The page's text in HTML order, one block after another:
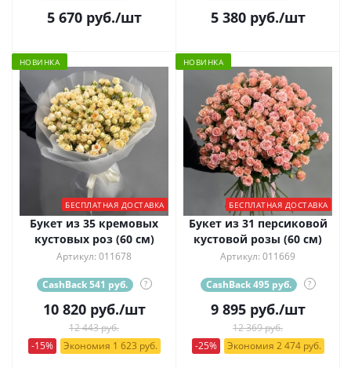
5 670руб./шт 5 380руб./шт
НОВИНКА
БЕСПЛАТНАЯ ДОСТАВКА
Букет из 35 кремовых
кустовых роз (60 см)
Артикул: 011678
CashBack 541 руб. ?
10 820руб./шт
12 443 руб.
-15%
Экономия 1 623 руб.
НОВИНКА
БЕСПЛАТНАЯ ДОСТАВКА
Букет из 31 персиковой
кустовой розы (60 см)
Артикул: 011669
CashBack 495 руб. ?
9 895руб./шт
12 369 руб.
-25%
Экономия 2 474 руб.